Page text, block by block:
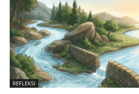
REFLEKSI